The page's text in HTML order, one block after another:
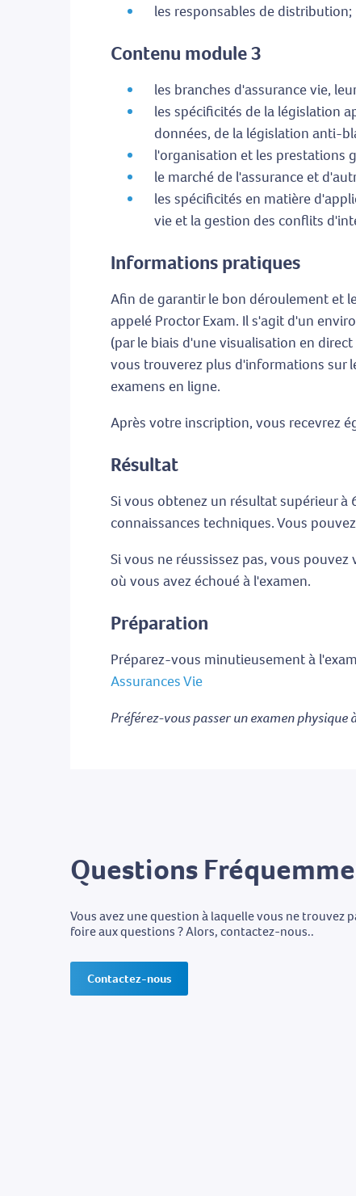
les responsables de distribution;
Contenu module 3
les branches d'assurance vie,
les spécificités de la législation
données, de la législation anti-
l'organisation et les prestations
le marché de l'assurance et
les spécificités en matière
vie et la gestion des conflits
Informations pratiques
Afin de garantir le bon déroulement et
appelé Proctor Exam. Il s'agit d'un
(par le biais d'une visualisation en
vous trouverez plus d'informations sur
examens en ligne.
Après votre inscription, vous recevrez
Résultat
Si vous obtenez un résultat supérieur à
connaissances techniques. Vous
Si vous ne réussissez pas, vous
où vous avez échoué à l'examen.
Préparation
Préparez-vous minutieusement à
Assurances Vie
Préférez-vous passer un examen physique
Questions
Vous avez une question à laquelle vous ne trouvez
foire aux questions ? Alors, contactez-nous..
Contactez-nous